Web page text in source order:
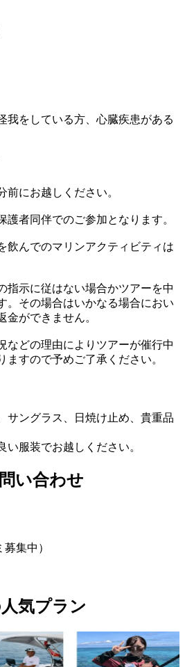
我をしている方、心臓疾患がある
前にお越しください。
護者同伴でのご参加となります。
飲んでのマリンアクティビティは
指示に従はない場合かツアーを中
。その場合はいかなる場合におい
金ができません。
などの理由によりツアーが催行中
ますので予めご了承ください。
サングラス、日焼け止め、貴重品
い服装でお越しください。
い合わせ
募集中）
気プラン